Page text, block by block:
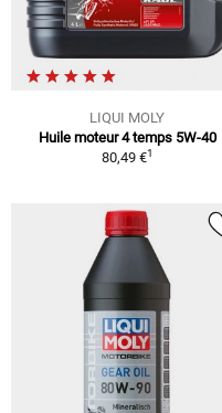
LIQUI MOLY
Huile moteur 4 temps 5W-40
80,49 €1